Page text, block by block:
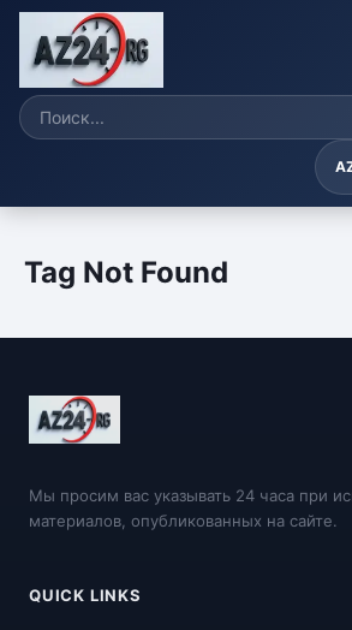
Tag Not Found
Мы просим вас указывать 24 часа при
материалов, опубликованных на сайте.
QUICK LINKS